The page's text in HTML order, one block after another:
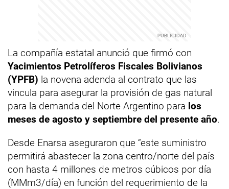
La compañía estatal anunció que firmó con
Yacimientos Petrolíferos Fiscales Bolivianos
(YPFB) la novena adenda al contrato que las
vincula para asegurar la provisión de gas natural
para la demanda del Norte Argentino para los
meses de agosto y septiembre del presente año.
Desde Enarsa aseguraron que “este suministro
permitirá abastecer la zona centro/norte del país
con hasta 4 millones de metros cúbicos por día
(MMm3/día) en función del requerimiento de la